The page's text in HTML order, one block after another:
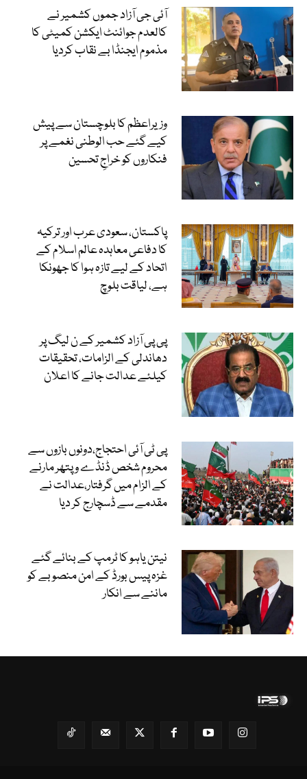
آئی جی آزاد جموں کشمیر نے
کالعدم جوائنٹ ایکشن کمیٹی کا
مذموم ایجنڈا بے نقاب کردیا
وزیراعظم کا بلوچستان سے پیش
کیے گئے حب الوطنی نغمے پر
فنکاروں کو خراجِ تحسین
پاکستان، سعودی عرب اور ترکیہ
کا دفاعی معاہدہ عالم اسلام کے
اتحاد کے لیے تازہ ہوا کا جھونکا
ہے، لیاقت بلوچ
پی پی آزاد کشمیر کے ن لیگ پر
دھاندلی کے الزامات، تحقیقات
کیلئے عدالت جانے کا اعلان
پی ٹی آئی احتجاج،دونوں بازوں سے
محروم شخص ڈنڈے و پتھر مارنے
کے الزام میں گرفتار،عدالت نے
مقدمے سے ڈسچارج کر دیا
نیتن یاہو کا ٹرمپ کے بنائے گئے
غزہ پیس بورڈ کے امن منصوبے کو
ماننے سے انکار